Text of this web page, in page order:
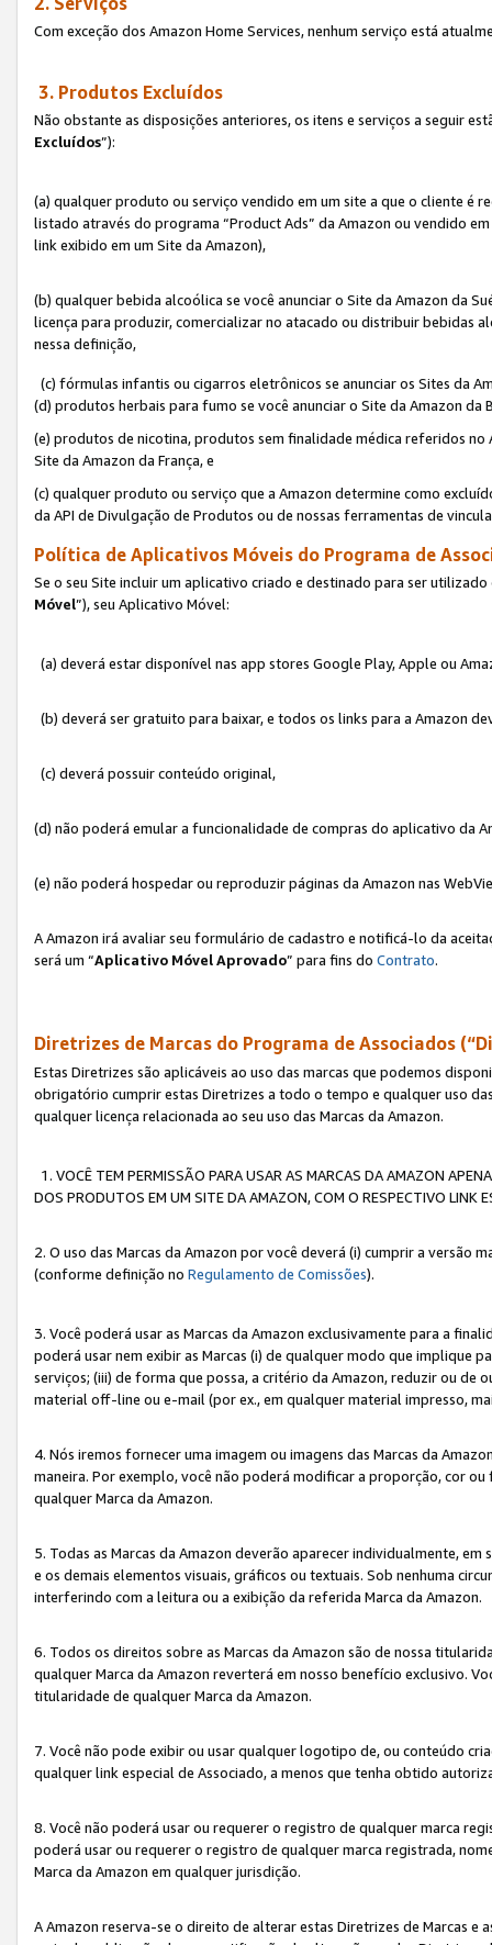
Com exceção dos Amazon Home Services, nenhum serviço está
3. Produtos Excluídos
Não obstante as disposições anteriores, os itens e serviços a seguir
Excluídos”):
(a) qualquer produto ou serviço vendido em um site a que o cliente é
listado através do programa “Product Ads” da Amazon ou vendido
link exibido em um Site da Amazon),
(b) qualquer bebida alcoólica se você anunciar o Site da Amazon da
licença para produzir, comercializar no atacado ou distribuir bebidas
nessa definição,
(c) fórmulas infantis ou cigarros eletrônicos se anunciar os Sites da
(d) produtos herbais para fumo se você anunciar o Site da Amazon da
(e) produtos de nicotina, produtos sem finalidade médica referidos no
Site da Amazon da França, e
(c) qualquer produto ou serviço que a Amazon determine como
da API de Divulgação de Produtos ou de nossas ferramentas de
Política de Aplicativos Móveis do Programa de
Se o seu Site incluir um aplicativo criado e destinado para ser
Móvel”), seu Aplicativo Móvel:
(a) deverá estar disponível nas app stores Google Play, Apple ou
(b) deverá ser gratuito para baixar, e todos os links para a Amazon
(c) deverá possuir conteúdo original,
(d) não poderá emular a funcionalidade de compras do aplicativo da
(e) não poderá hospedar ou reproduzir páginas da Amazon nas
A Amazon irá avaliar seu formulário de cadastro e notificá-lo da
será um “Aplicativo Móvel Aprovado” para fins do Contrato.
Diretrizes de Marcas do Programa de Associados
Estas Diretrizes são aplicáveis ao uso das marcas que podemos
obrigatório cumprir estas Diretrizes a todo o tempo e qualquer uso
qualquer licença relacionada ao seu uso das Marcas da Amazon.
1. VOCÊ TEM PERMISSÃO PARA USAR AS MARCAS DA AMAZON
DOS PRODUTOS EM UM SITE DA AMAZON, COM O RESPECTIVO LINK
2. O uso das Marcas da Amazon por você deverá (i) cumprir a versão
(conforme definição no Regulamento de Comissões).
3. Você poderá usar as Marcas da Amazon exclusivamente para a
poderá usar nem exibir as Marcas (i) de qualquer modo que implique
serviços; (iii) de forma que possa, a critério da Amazon, reduzir ou de
material off-line ou e-mail (por ex., em qualquer material impresso,
4. Nós iremos fornecer uma imagem ou imagens das Marcas da
maneira. Por exemplo, você não poderá modificar a proporção, cor
qualquer Marca da Amazon.
5. Todas as Marcas da Amazon deverão aparecer individualmente,
e os demais elementos visuais, gráficos ou textuais. Sob nenhuma
interferindo com a leitura ou a exibição da referida Marca da Amazon.
6. Todos os direitos sobre as Marcas da Amazon são de nossa
qualquer Marca da Amazon reverterá em nosso benefício exclusivo.
titularidade de qualquer Marca da Amazon.
7. Você não pode exibir ou usar qualquer logotipo de, ou conteúdo
qualquer link especial de Associado, a menos que tenha obtido
8. Você não poderá usar ou requerer o registro de qualquer marca
poderá usar ou requerer o registro de qualquer marca registrada,
Marca da Amazon em qualquer jurisdição.
A Amazon reserva-se o direito de alterar estas Diretrizes de Marcas e